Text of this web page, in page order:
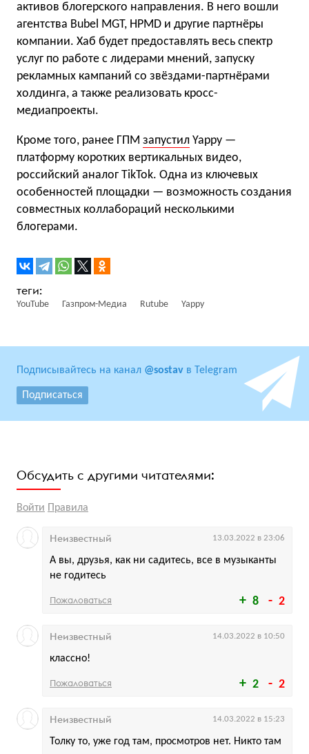
активов блогерского направления. В него вошли
агентства Bubel MGT, HPMD и другие партнёры
компании. Хаб будет предоставлять весь спектр
услуг по работе с лидерами мнений, запуску
рекламных кампаний со звёздами-партнёрами
холдинга, а также реализовать кросс-
медиапроекты.
Кроме того, ранее ГПМ запустил Yappy —
платформу коротких вертикальных видео,
российский аналог TikTok. Одна из ключевых
особенностей площадки — возможность создания
совместных коллабораций несколькими
блогерами.
YouTube Газпром-Медиа Rutube Yappy
Подписывайтесь на канал @sostav в Telegram
Подписаться
Обсудить с другими читателями:
Войти Правила
8 2
А вы, друзья, как ни садитесь, все в музыканты
не годитесь
Неизвестный 13.03.2022 в 23:06
Пожаловаться
2 2
классно!
Неизвестный 14.03.2022 в 10:50
Пожаловаться
Толку то, уже год там, просмотров нет. Никто там
Неизвестный 14.03.2022 в 15:23